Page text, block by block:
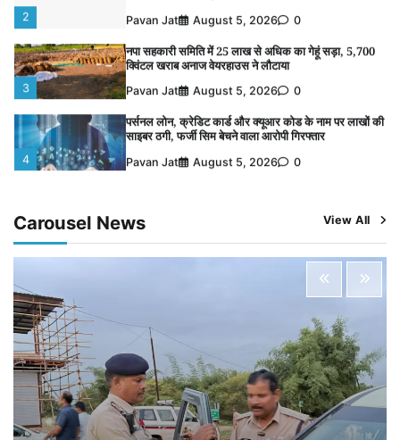
3
नपा सहकारी समिति में 25 लाख से अधिक का गेहूं सड़ा, 5,700
Pavan Jat August 5, 2026
4
पर्सनल लोन, क्रेडिट कार्ड और क्यूआर कोड के नाम पर लाखों की
Pavan Jat August 5, 2026 0
विशेष प्रवर्तन अभियान में नर्मदापुरम पुलिस की सख्त कार्रवाई
1
विशेष प्रवर्तन अभियान में नर्मदापुरम पुलिस की लगातार सख्ती
2
वेयरहाउस कॉरपोरेशन के जिला प्रबंधक पर केस दर्ज, फरार;
क्लर्क को मिली कमान, ‘चाबी के खेल’ पर फिर उठे सवाल
3
नपा सहकारी समिति में 25 लाख से अधिक का गेहूं सड़ा, 5,700
क्विंटल खराब अनाज वेयरहाउस ने लौटाया
Pavan Jat August 5, 2026 0
पर्सनल लोन, क्रेडिट कार्ड और क्यूआर कोड के नाम पर लाखों की
साइबर ठगी, फर्जी सिम बेचने वाला आरोपी गिरफ्तार
Carousel News View All